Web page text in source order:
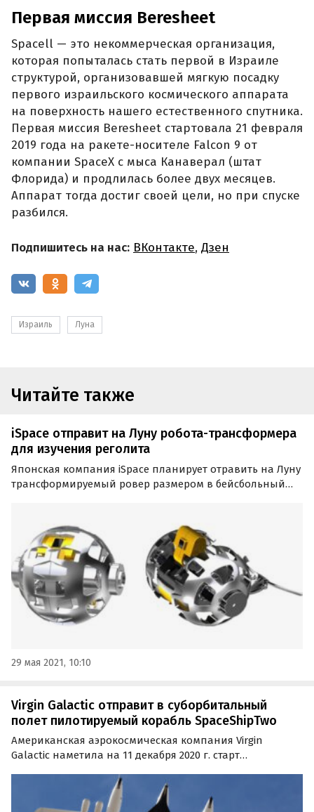
Первая миссия Beresheet
Spacell — это некоммерческая организация,
которая попыталась стать первой в Израиле
структурой, организовавшей мягкую посадку
первого израильского космического аппарата
на поверхность нашего естественного спутника.
Первая миссия Beresheet стартовала 21 февраля
2019 года на ракете-носителе Falcon 9 от
компании SpaceX с мыса Канаверал (штат
Флорида) и продлилась более двух месяцев.
Аппарат тогда достиг своей цели, но при спуске
разбился.
Подпишитесь на нас: ВКонтакте, Дзен
Израиль Луна
Читайте также
iSpace отправит на Луну робота-трансформера
для изучения реголита
Японская компания iSpace планирует отравить на Луну
трансформируемый ровер размером в бейсбольный
аэрокосмических исследований (JAXA) запланирована
29 мая 2021, 10:10
Virgin Galactic отправит в суборбитальный
полет пилотируемый корабль SpaceShipTwo
Американская аэрокосмическая компания Virgin
Galactic наметила на 11 декабря 2020 г. старт
многоразового корабля SpaceShipTwo.